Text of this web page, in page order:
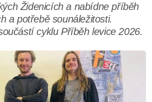
Židenicích a nabídne příběh
a potřebě sounáležitosti.
cyklu Příběh levice 2026.